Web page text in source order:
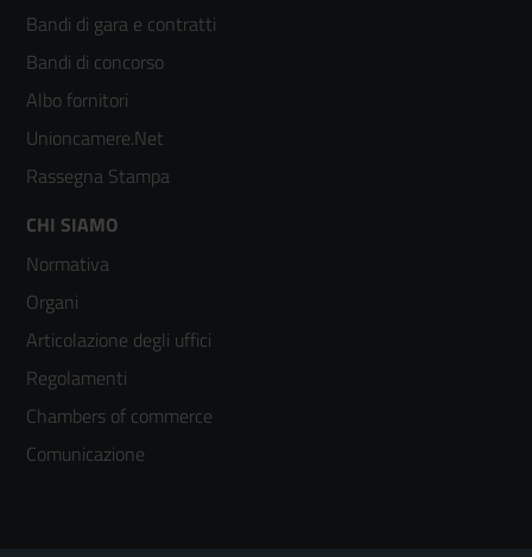
colonna
2
Bandi di gara e contratti
Bandi di concorso
Albo fornitori
Unioncamere.Net
Rassegna Stampa
Footer
menù
colonna
3
CHI SIAMO
Normativa
Organi
Articolazione degli uffici
Regolamenti
Chambers of commerce
Comunicazione